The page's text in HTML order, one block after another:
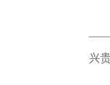
——
兴